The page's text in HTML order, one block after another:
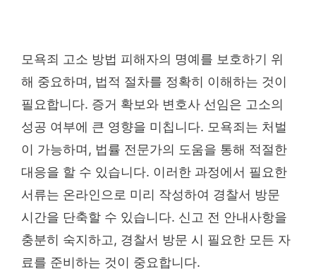
모욕죄 고소 방법 피해자의 명예를 보호하기 위
해 중요하며, 법적 절차를 정확히 이해하는 것이
필요합니다. 증거 확보와 변호사 선임은 고소의
성공 여부에 큰 영향을 미칩니다. 모욕죄는 처벌
이 가능하며, 법률 전문가의 도움을 통해 적절한
대응을 할 수 있습니다. 이러한 과정에서 필요한
서류는 온라인으로 미리 작성하여 경찰서 방문
시간을 단축할 수 있습니다. 신고 전 안내사항을
충분히 숙지하고, 경찰서 방문 시 필요한 모든 자
료를 준비하는 것이 중요합니다.